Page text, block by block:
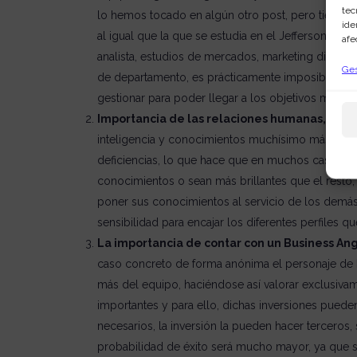
lo hemos tocado en algún otro post, pero tiene
al igual que la que se estudia en el Jeffersonian,
analista, estudios de mercados, marketing
de departamento, es prácticamente imposible
gestionar para poder llegar a los objetivos
Importancia de las relaciones humanas,
inteligencia y conocimientos muchísimo más
deficiencias, lo que hace que en muchos casos
conocimientos o sean más brillantes que el
poner sus conocimientos al servicio de los
sensibilidad para encajar los diferentes perfiles
La importancia de contar con un Business
caso concreto de forma anónima el personaje
más del equipo, haciéndose así valorar
importantes y para ello, dichas inversiones
necesarios, la inversión la pueden hacer
probabilidad de éxito será mucho mayor, ya